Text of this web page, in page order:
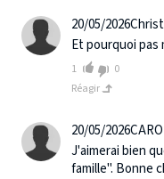
20/05/2026
Et pourquoi pas
1
0
Réagir
20/05/2026
J'aimerai bien
famille". Bonne